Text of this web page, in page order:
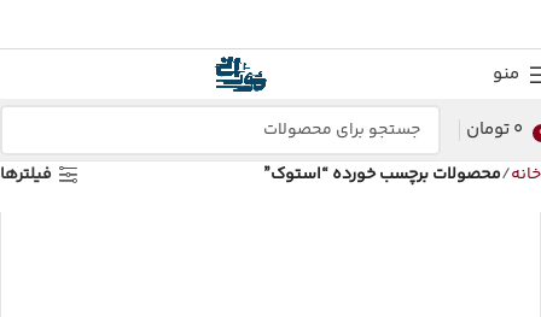
منو
0تومان
خانه محصولات برچسب خورده “استوک” فیلترها